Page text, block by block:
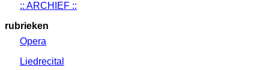
:: ARCHIEF ::
rubrieken
Opera
Liedrecital